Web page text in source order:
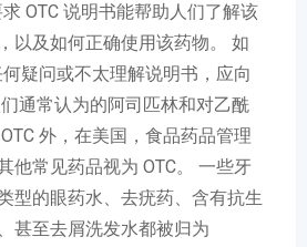
OTC 说明书能帮助人们了解该
以及如何正确使用该药物。 如
疑问或不太理解说明书，应向
通常认为的阿司匹林和对乙酰
外，在美国，食品药品管理
他常见药品视为 OTC。 一些牙
型的眼药水、去疣药、含有抗生
甚至去屑洗发水都被归为